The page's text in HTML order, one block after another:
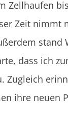
Zellhaufen
Zeit nimmt
stand
dass ich
Zugleich
ihre neuen